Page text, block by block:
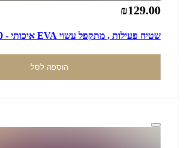
₪129.00
שטיח פעילות , מתקפל עשוי EVA איכותי - 180*190
הוספה לסל